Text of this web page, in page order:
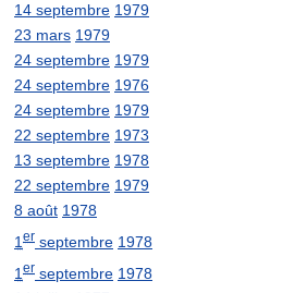
14 septembre 1979
23 mars 1979
24 septembre 1979
24 septembre 1976
24 septembre 1979
22 septembre 1973
13 septembre 1978
22 septembre 1979
8 août 1978
1 er septembre 1978
1 er septembre 1978